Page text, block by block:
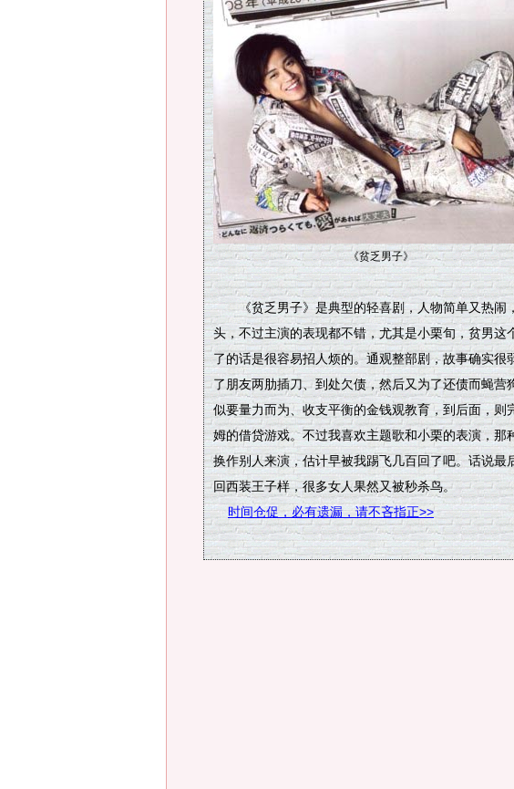
《贫乏男子》
《贫乏男子》是典型的轻喜剧，人物简单又热闹
头，不过主演的表现都不错，尤其是小栗旬，贫男这
了的话是很容易招人烦的。通观整部剧，故事确实很
了朋友两肋插刀、到处欠债，然后又为了还债而蝇营
似要量力而为、收支平衡的金钱观教育，到后面，则
姆的借贷游戏。不过我喜欢主题歌和小栗的表演，那
换作别人来演，估计早被我踢飞几百回了吧。话说最
回西装王子样，很多女人果然又被秒杀鸟。
时间仓促，必有遗漏，请不吝指正>>